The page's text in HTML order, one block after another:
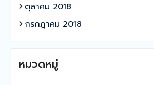
ตุลาคม 2018
กรกฎาคม 2018
หมวดหมู่